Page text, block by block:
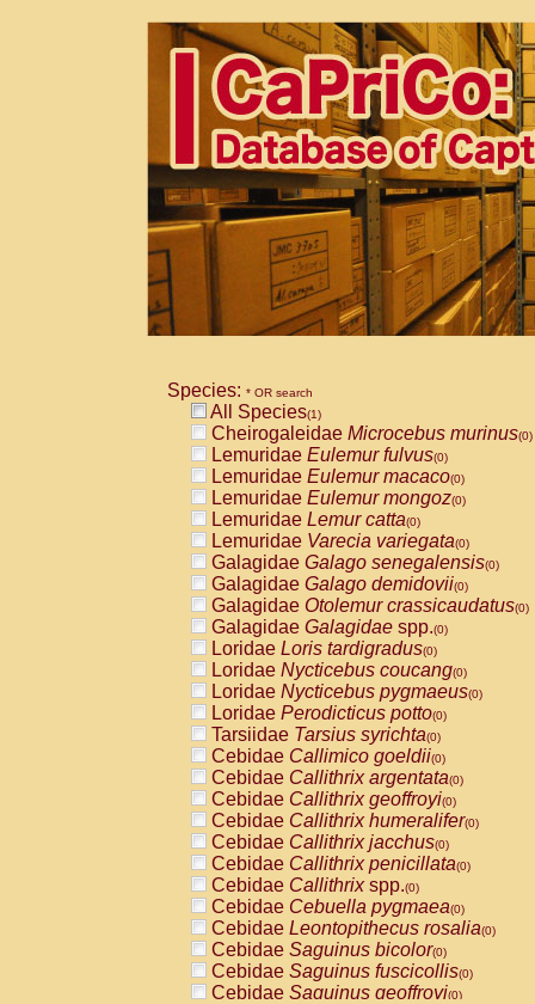
Species: * OR search
All Species(1)
Cheirogaleidae Microcebus murinus(0)
Lemuridae Eulemur fulvus(0)
Lemuridae Eulemur macaco(0)
Lemuridae Eulemur mongoz(0)
Lemuridae Lemur catta(0)
Lemuridae Varecia variegata(0)
Galagidae Galago senegalensis(0)
Galagidae Galago demidovii(0)
Galagidae Otolemur crassicaudatus(0)
Galagidae Galagidae spp.(0)
Loridae Loris tardigradus(0)
Loridae Nycticebus coucang(0)
Loridae Nycticebus pygmaeus(0)
Loridae Perodicticus potto(0)
Tarsiidae Tarsius syrichta(0)
Cebidae Callimico goeldii(0)
Cebidae Callithrix argentata(0)
Cebidae Callithrix geoffroyi(0)
Cebidae Callithrix humeralifer(0)
Cebidae Callithrix jacchus(0)
Cebidae Callithrix penicillata(0)
Cebidae Callithrixspp.(0)
Cebidae Cebuella pygmaea(0)
Cebidae Leontopithecus rosalia(0)
Cebidae Saguinus bicolor(0)
Cebidae Saguinus fuscicollis(0)
Cebidae Saguinus geoffroyi(0)